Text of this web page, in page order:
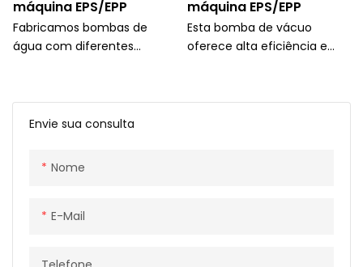
Envie sua consulta
Nome
E-Mail
máquina EPS/EPP
Fabricamos bombas de
água com diferentes
especialmente se o cliente
precisar de requisitos
máquina EPS / EPP
sistema central de
máquina EPS/EPP
Esta bomba de vácuo
oferece alta eficiência e
diversas aplicações